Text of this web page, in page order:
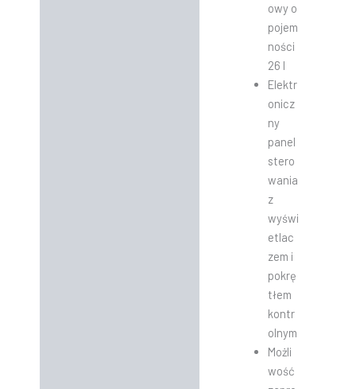
owy o
pojem
ności
26 l
Elektr
onicz
ny
panel
stero
wania
z
wyświ
etlac
zem i
pokrę
tłem
kontr
olnym
Możli
wość